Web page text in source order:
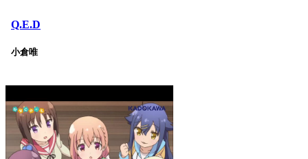
Q.E.D
小倉唯